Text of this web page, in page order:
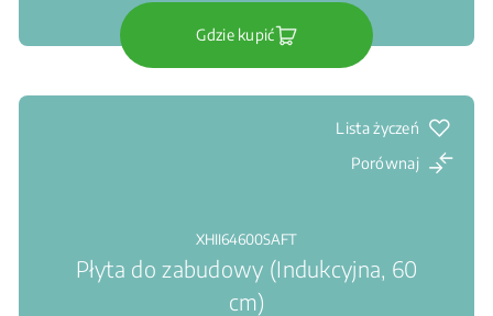
Gdzie kupić
Lista życzeń
Porównaj
XHII64600SAFT
Płyta do zabudowy (Indukcyjna, 60
cm)